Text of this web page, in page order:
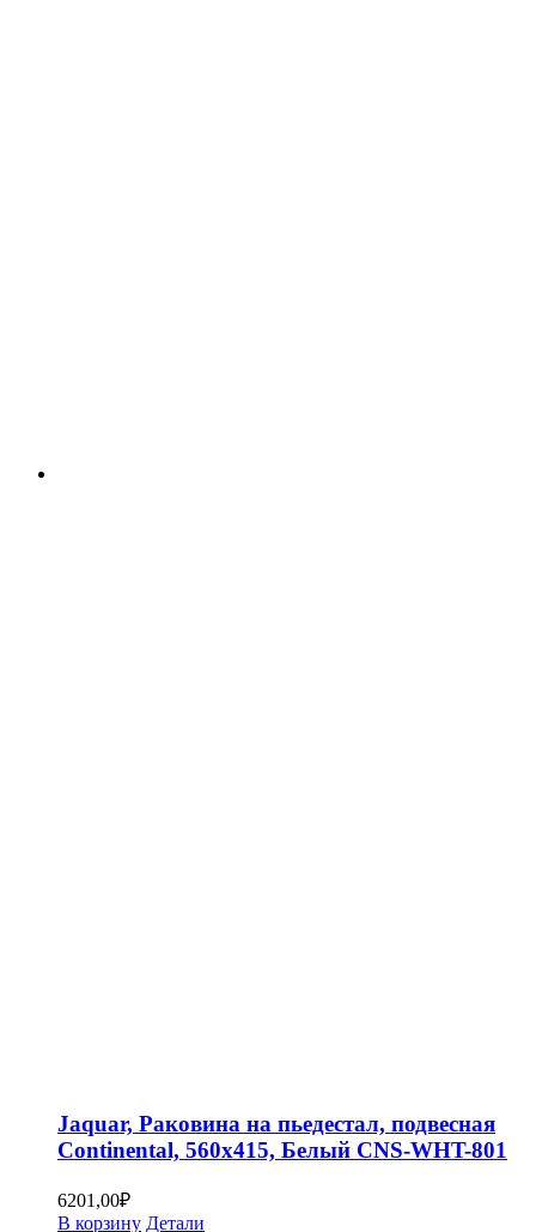
Jaquar, Раковина на пьедестал, подвесная
Continental, 560х415, Белый CNS-WHT-801
6201,00₽
В корзину Детали